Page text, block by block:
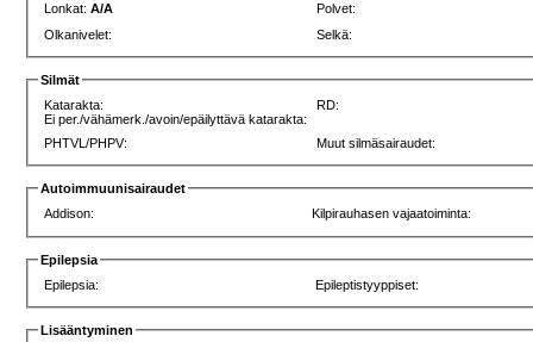
Lonkat:A/A
Polvet:
Olkanivelet:
Selkä:
Silmät
Katarakta:
Ei per./vähämerk./avoin/epäilyttävä katarakta:
RD:
PHTVL/PHPV: Muut silmäsairaudet:
Autoimmuunisairaudet
Addison:
Kilpirauhasen vajaatoiminta:
Epilepsia
Epilepsia:
Epileptistyyppiset:
Lisääntyminen